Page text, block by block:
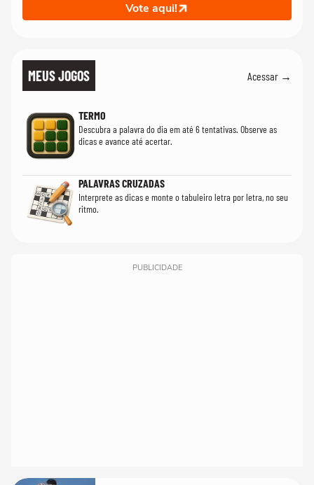
Vote aqui!
MEUS JOGOS Acessar →
TERMO
Descubra a palavra do dia em até 6 tentativas. Observe as
dicas e avance até acertar.
PALAVRAS CRUZADAS
Interprete as dicas e monte o tabuleiro letra por letra, no seu
ritmo.
PUBLICIDADE